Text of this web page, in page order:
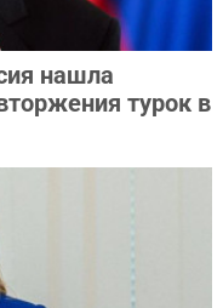
нашла
турок в